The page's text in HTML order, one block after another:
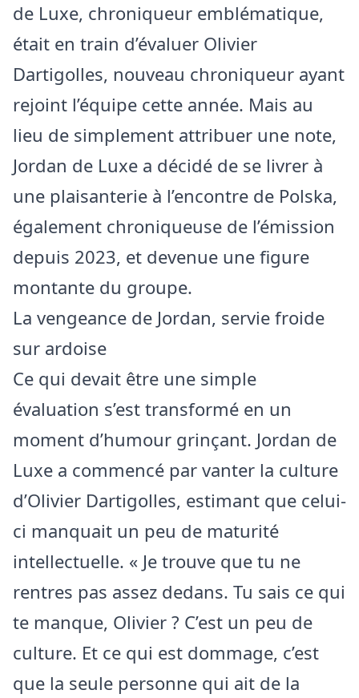
de Luxe, chroniqueur emblématique,
était en train d’évaluer Olivier
Dartigolles, nouveau chroniqueur ayant
rejoint l’équipe cette année. Mais au
lieu de simplement attribuer une note,
Jordan de Luxe a décidé de se livrer à
une plaisanterie à l’encontre de Polska,
également chroniqueuse de l’émission
depuis 2023, et devenue une figure
montante du groupe.
La vengeance de Jordan, servie froide
sur ardoise
Ce qui devait être une simple
évaluation s’est transformé en un
moment d’humour grinçant. Jordan de
Luxe a commencé par vanter la culture
d’Olivier Dartigolles, estimant que celui-
ci manquait un peu de maturité
intellectuelle. « Je trouve que tu ne
rentres pas assez dedans. Tu sais ce qui
te manque, Olivier ? C’est un peu de
culture. Et ce qui est dommage, c’est
que la seule personne qui ait de la